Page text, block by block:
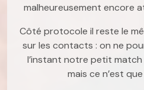
malheureusement encore
Côté protocole il reste le
sur les contacts : on ne
l’instant notre petit
mais ce n’est